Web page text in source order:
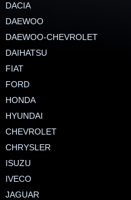
DACIA
DAEWOO
DAEWOO-CHEVROLET
DAIHATSU
FIAT
FORD
HONDA
HYUNDAI
CHEVROLET
CHRYSLER
ISUZU
IVECO
JAGUAR